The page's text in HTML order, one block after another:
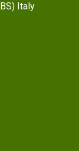
Italy